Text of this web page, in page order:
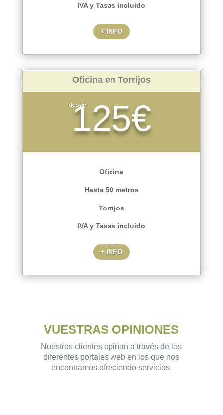
IVA y Tasas incluido
+ INFO
Oficina en Torrijos
desde
125€
Oficina
Hasta 50 metros
Torrijos
IVA y Tasas incluido
+ INFO
VUESTRAS OPINIONES
Nuestros clientes opinan a través de los
diferentes portales web en los que nos
encontramos ofreciendo servicios.